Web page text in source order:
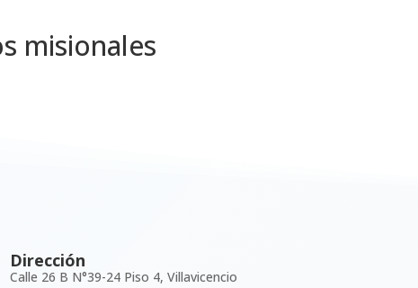
misionales
Dirección
Calle 26 B N°39-24 Piso 4, Villavicencio